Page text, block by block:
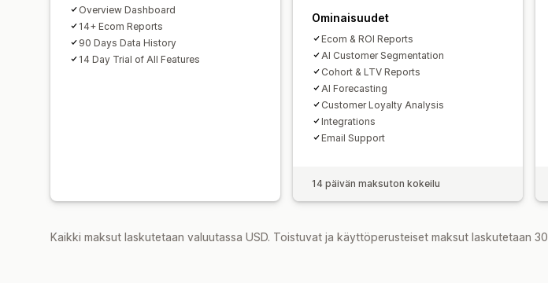
Overview Dashboard
14+ Ecom Reports
90 Days Data History
14 Day Trial of All Features
Ominaisuudet
Ecom & ROI Reports
AI Customer Segmentation
Cohort & LTV Reports
AI Forecasting
Customer Loyalty Analysis
Integrations
Email Support
14 päivän maksuton kokeilu
Kaikki maksut laskutetaan valuutassa USD. Toistuvat ja käyttöperusteiset maksut laskutetaan